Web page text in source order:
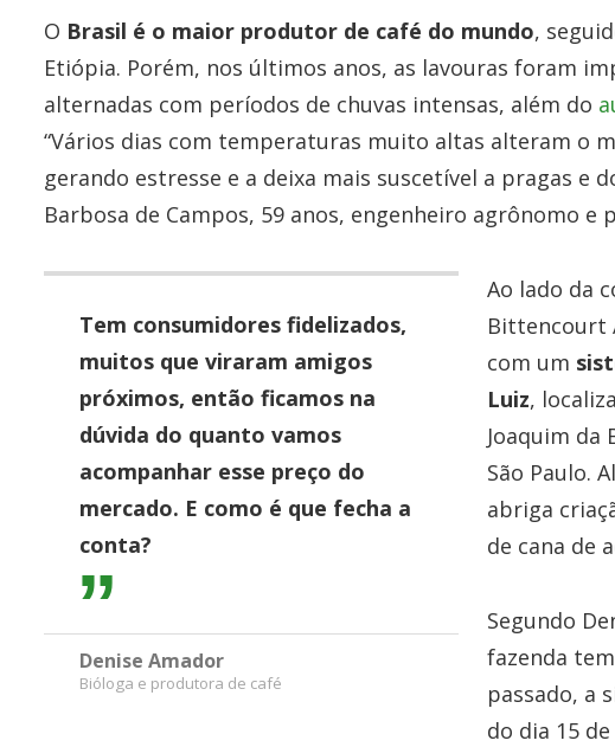
O Brasil é o maior produtor de café do mundo,
Etiópia. Porém, nos últimos anos, as lavouras foram
alternadas com períodos de chuvas intensas, além do
“Vários dias com temperaturas muito altas alteram o
gerando estresse e a deixa mais suscetível a pragas e
Barbosa de Campos, 59 anos, engenheiro agrônomo e
Tem consumidores fidelizados,
muitos que viraram amigos
próximos, então ficamos na
dúvida do quanto vamos
acompanhar esse preço do
mercado. E como é que fecha a
conta?
Denise Amador
Bióloga e produtora de café
Ao lado da
Bittencourt
com um
Luiz,
Joaquim
São Paulo.
abriga
de cana de
Segundo
fazenda
passado, a
do dia 15